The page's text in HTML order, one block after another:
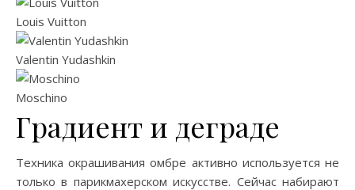
Louis Vuitton
Valentin Yudashkin
Moschino
Градиент и деграде
Техника окрашивания омбре активно используется не
только в парикмахерском искусстве. Сейчас набирают